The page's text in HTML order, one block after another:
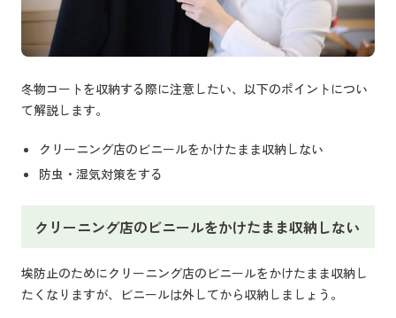
冬物コートを収納する際に注意したい、以下のポイントについ
て解説します。
クリーニング店のビニールをかけたまま収納しない
防虫・湿気対策をする
クリーニング店のビニールをかけたまま収納しない
埃防止のためにクリーニング店のビニールをかけたまま収納し
たくなりますが、ビニールは外してから収納しましょう。